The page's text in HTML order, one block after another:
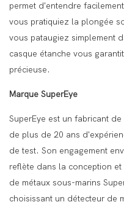
permet d'entendre
vous pratiquiez la plongée
vous pataugiez simplement
casque étanche vous
précieuse.
Marque SuperEye
SuperEye est un fabricant
de plus de 20 ans
de test. Son engagement
reflète dans la conception
de métaux sous-marins
choisissant un détecteur de